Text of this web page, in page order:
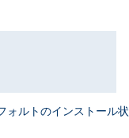
ォルトのインストール状